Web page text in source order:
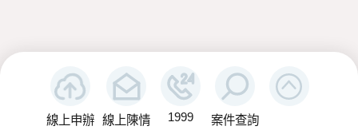
線上申辦 線上陳情 1999 案件查詢